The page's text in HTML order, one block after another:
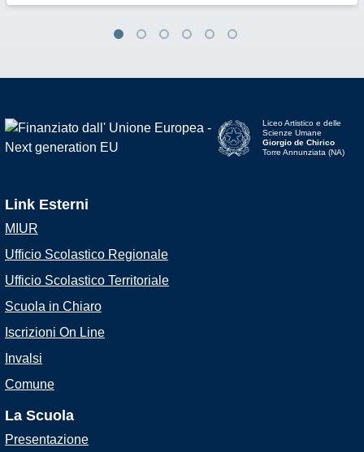
Liceo Artistico e delle
Scienze Umane
Giorgio de Chirico
Torre Annunziata (NA)
Link Esterni
MIUR
Ufficio Scolastico Regionale
Ufficio Scolastico Territoriale
Scuola in Chiaro
Iscrizioni On Line
Invalsi
Comune
La Scuola
Presentazione